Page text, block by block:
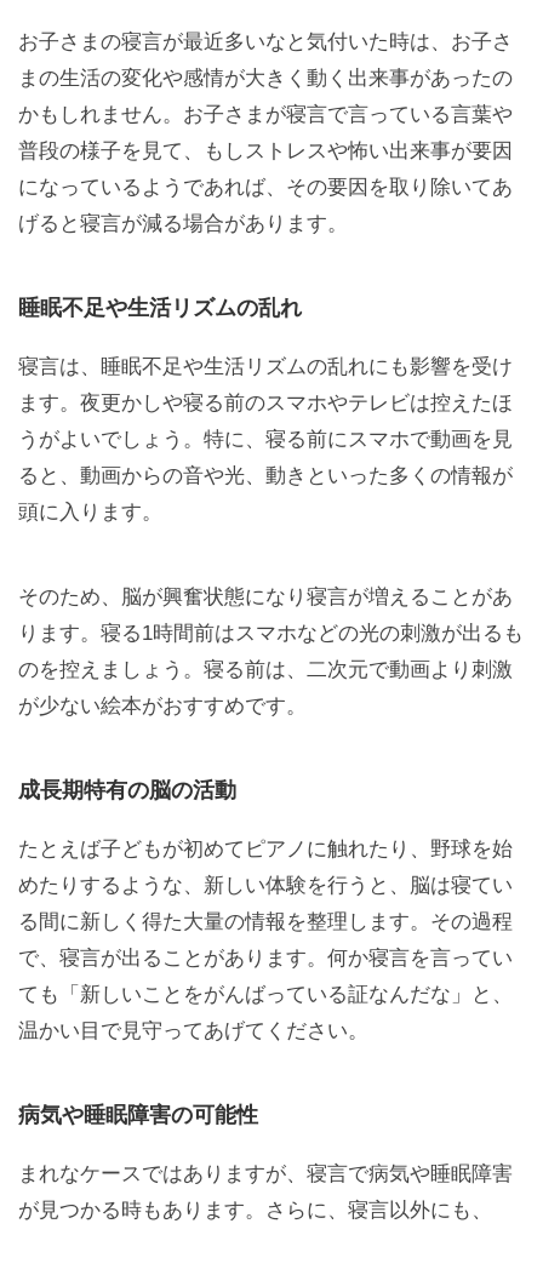
お子さまの寝言が最近多いなと気付いた時は、お子さ
まの生活の変化や感情が大きく動く出来事があったの
かもしれません。お子さまが寝言で言っている言葉や
普段の様子を見て、もしストレスや怖い出来事が要因
になっているようであれば、その要因を取り除いてあ
げると寝言が減る場合があります。
睡眠不足や生活リズムの乱れ
寝言は、睡眠不足や生活リズムの乱れにも影響を受け
ます。夜更かしや寝る前のスマホやテレビは控えたほ
うがよいでしょう。特に、寝る前にスマホで動画を見
ると、動画からの音や光、動きといった多くの情報が
頭に入ります。
そのため、脳が興奮状態になり寝言が増えることがあ
ります。寝る1時間前はスマホなどの光の刺激が出るも
のを控えましょう。寝る前は、二次元で動画より刺激
が少ない絵本がおすすめです。
成長期特有の脳の活動
たとえば子どもが初めてピアノに触れたり、野球を始
めたりするような、新しい体験を行うと、脳は寝てい
る間に新しく得た大量の情報を整理します。その過程
で、寝言が出ることがあります。何か寝言を言ってい
ても「新しいことをがんばっている証なんだな」と、
温かい目で見守ってあげてください。
病気や睡眠障害の可能性
まれなケースではありますが、寝言で病気や睡眠障害
が見つかる時もあります。さらに、寝言以外にも、